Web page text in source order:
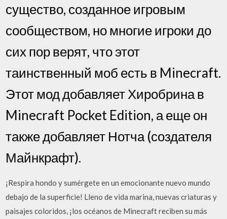
существо, созданное игровым
сообществом, но многие игроки до
сих пор верят, что этот
таинственный моб есть в Minecraft.
Этот мод добавляет Хиробрина в
Minecraft Pocket Edition, а еще он
также добавляет Нотча (создателя
Майнкрафт).
¡Respira hondo y sumérgete en un emocionante nuevo mundo
debajo de la superficie! Lleno de vida marina, nuevas criaturas y
paisajes coloridos, ¡los océanos de Minecraft reciben su más